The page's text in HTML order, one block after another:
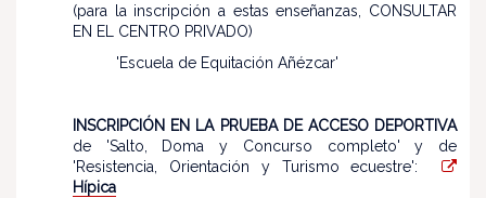
(para la inscripción a estas enseñanzas, CONSULTAR
EN EL CENTRO PRIVADO)
'Escuela de Equitación Añézcar'
INSCRIPCIÓN EN LA PRUEBA DE ACCESO DEPORTIVA
de 'Salto, Doma y Concurso completo' y de
'Resistencia, Orientación y Turismo ecuestre':
Hípica